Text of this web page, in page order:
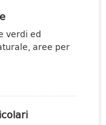
verdi ed
aree per